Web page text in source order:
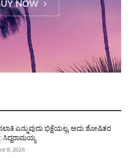
ಎನ್ನುವುದು ಭಿಕ್ಷೆಯಲ್ಲ, ಅದು ಶೋಷಿತರ
ಸಿದ್ದರಾಮಯ್ಯ
8, 2026